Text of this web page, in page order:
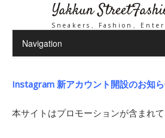
Yakkun
Sneakers、Fashion、
Instagram 新アカウント開設のお知
本サイトはプロモーションが含まれ